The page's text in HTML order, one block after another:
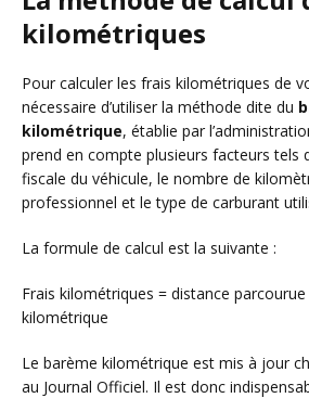
kilométriques
Pour calculer les frais kilométriques de
nécessaire d’utiliser la méthode dite du
kilométrique, établie par
prend en compte plusieurs facteurs tels
fiscale du véhicule, le nombre de
professionnel et le type de carburant
La formule de calcul est la suivante :
Frais kilométriques = distance
kilométrique
Le barème kilométrique est mis à jour
au Journal Officiel. Il est donc